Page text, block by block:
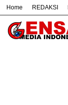
Home REDAKSI